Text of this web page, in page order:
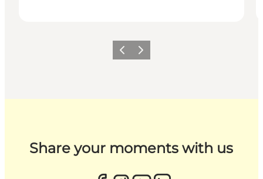
ZurückWeiter
Share your moments with us